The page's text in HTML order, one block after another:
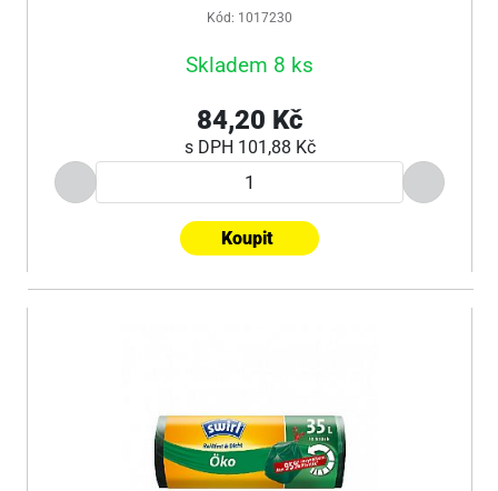
Kód: 1017230
Skladem 8 ks
84,20 Kč
s DPH 101,88 Kč
Koupit